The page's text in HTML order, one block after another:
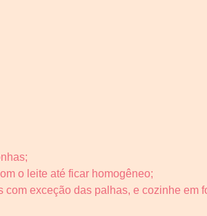
o leite até ficar homogêneo;
exceção das palhas, e cozinhe em